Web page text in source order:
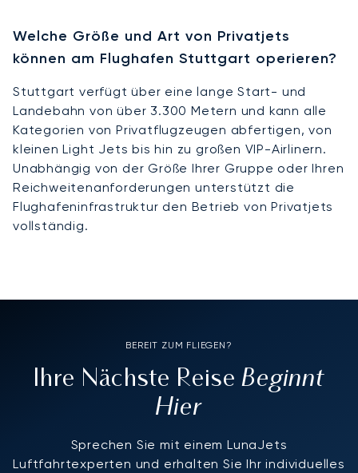
Welche Größe und Art von Privatjets
können am Flughafen Stuttgart operieren?
Stuttgart verfügt über eine lange Start- und
Landebahn von über 3.300 Metern und kann alle
Kategorien von Privatflugzeugen abfertigen, von
kleinen Light Jets bis hin zu großen VIP-Airlinern.
Unabhängig von der Größe Ihrer Gruppe oder Ihren
Reichweitenanforderungen unterstützt die
Flughafeninfrastruktur den Betrieb von Privatjets
vollständig.
BEREIT ZUM FLIEGEN?
Ihre Nächste ReiseBeginnt
Hier
Sprechen Sie mit einem LunaJets
Luftfahrtexperten und erhalten Sie Ihr individuelles